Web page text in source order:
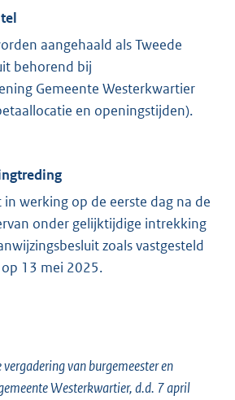
aangehaald als Tweede
behorend bij
Gemeente Westerkwartier
en openingstijden).
werking op de eerste dag na de
onder gelijktijdige intrekking
zoals vastgesteld
13 mei 2025.
van burgemeester en
Westerkwartier, d.d. 7 april